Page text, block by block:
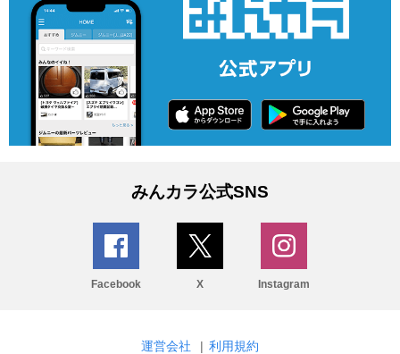
みんカラ公式SNS
Facebook X Instagram
運営会社 | 利用規約